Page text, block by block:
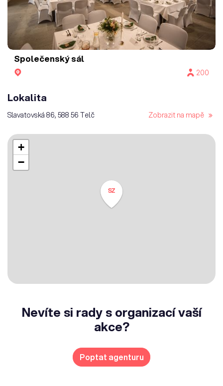
Společenský sál
200
Lokalita
Slavatovská 86, 588 56 Telč Zobrazit na mapě
SZ
+
−
Nevíte si rady s organizací vaší
akce?
Poptat agenturu